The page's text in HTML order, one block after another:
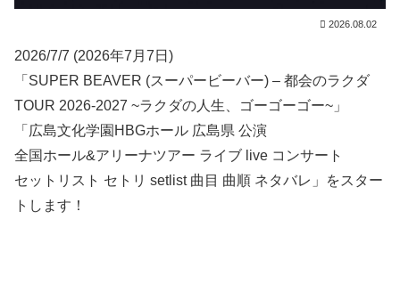
2026.08.02
2026/7/7 (2026年7月7日)
「SUPER BEAVER (スーパービーバー) – 都会のラクダ
TOUR 2026-2027 ~ラクダの人生、ゴーゴーゴー~」
「広島文化学園HBGホール 広島県 公演
全国ホール&アリーナツアー ライブ live コンサート
セットリスト セトリ setlist 曲目 曲順 ネタバレ」をスター
トします！